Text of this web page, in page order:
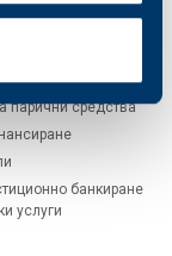
парични средства
банкиране
услуги